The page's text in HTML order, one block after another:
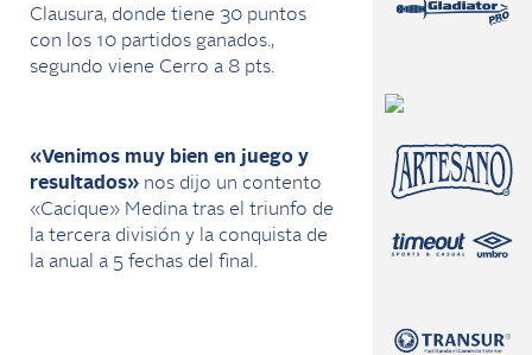
Clausura, donde tiene 30 puntos
con los 10 partidos ganados.,
segundo viene Cerro a 8 pts.
«Venimos muy bien en juego y
resultados» nos dijo un contento
«Cacique» Medina tras el triunfo de
la tercera división y la conquista de
la anual a 5 fechas del final.